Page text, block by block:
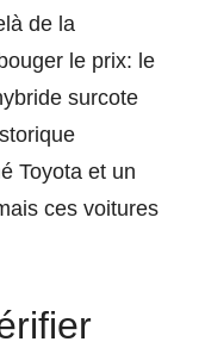
de la
le prix: le
surcote
Toyota et un
ces voitures